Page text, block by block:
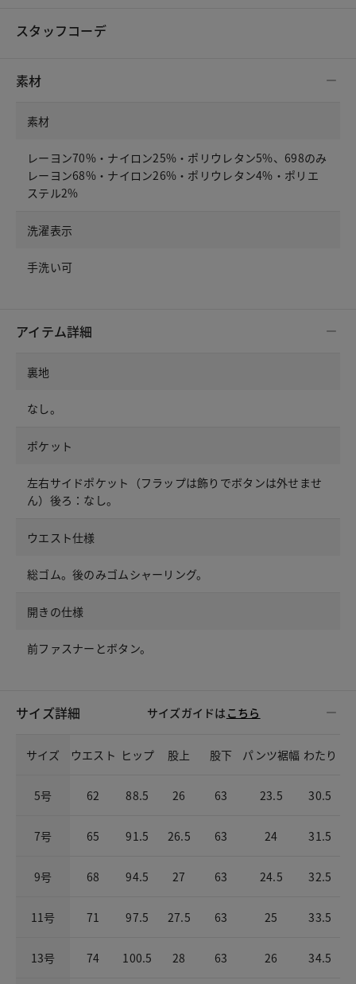
スタッフコーデ
素材
素材
レーヨン70%・ナイロン25%・ポリウレタン5%、698のみ
レーヨン68%・ナイロン26%・ポリウレタン4%・ポリエ
ステル2%
洗濯表示
手洗い可
アイテム詳細
裏地
なし。
ポケット
左右サイドポケット（フラップは飾りでボタンは外せませ
ん）後ろ：なし。
ウエスト仕様
総ゴム。後のみゴムシャーリング。
開きの仕様
前ファスナーとボタン。
サイズ詳細 サイズガイドは こちら
サイズ ウエスト ヒップ 股上 股下 パンツ裾幅 わたり
5号 62 88.5 26 63 23.5 30.5
7号 65 91.5 26.5 63 24 31.5
9号 68 94.5 27 63 24.5 32.5
11号 71 97.5 27.5 63 25 33.5
13号 74 100.5 28 63 26 34.5